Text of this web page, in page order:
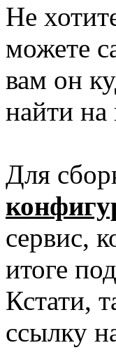
Не
можете
вам он
найти на
Для
сервис,
итоге
Кстати,
ссылку